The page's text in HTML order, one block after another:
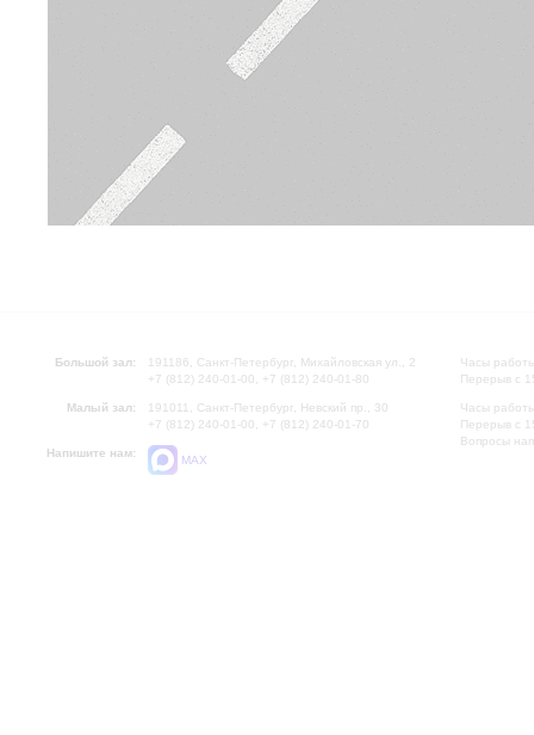
Большой зал:
191186, Санкт-Петербург, Михайловская ул., 2
+7 (812) 240-01-00, +7 (812) 240-01-80
Малый зал:
191011, Санкт-Петербург, Невский пр., 30
+7 (812) 240-01-00, +7 (812) 240-01-70
Напишите нам:
MAX
Часы
Перерыв с
Часы
Перерыв с
Вопросы